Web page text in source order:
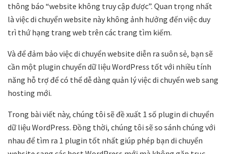
thông báo “website không truy cập được”. Quan trọng nhất
là việc di chuyển website này không ảnh hưởng đến việc duy
trì thứ hạng trang web trên các trang tìm kiếm.
Và để đảm bảo việc di chuyển website diễn ra suôn sẻ, bạn sẽ
cần một plugin chuyển dữ liệu WordPress tốt với nhiều tính
năng hỗ trợ để có thể dễ dàng quản lý việc di chuyển web sang
hosting mới.
Trong bài viết này, chúng tôi sẽ đề xuất 1 số plugin di chuyển
dữ liệu WordPress. Đồng thời, chúng tôi sẽ so sánh chúng với
nhau để tìm ra 1 plugin tốt nhất giúp phép bạn di chuyển